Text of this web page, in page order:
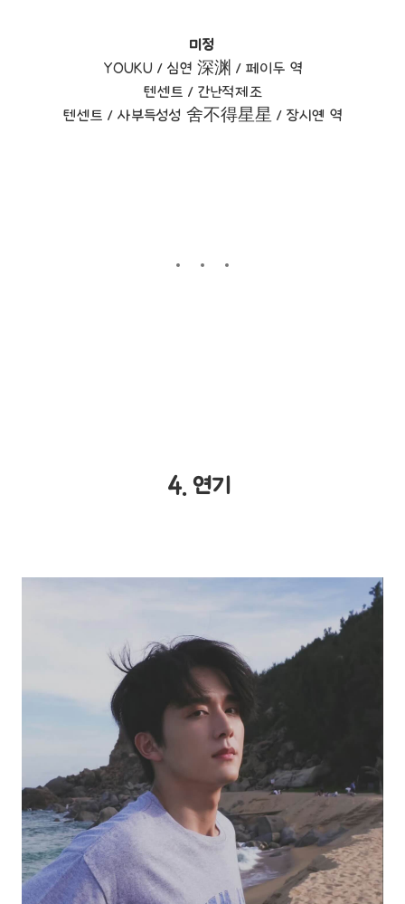
미정
YOUKU / 심연 深渊 / 페이두 역
텐센트 / 간난적제조
텐센트 / 사부득성성 舍不得星星 / 장시옌 역
4. 연기